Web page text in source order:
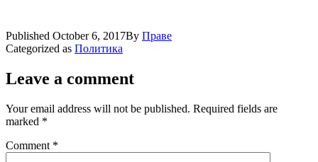
Published October 6, 2017By Праве
Categorized as Политика
Leave a comment
Your email address will not be published. Required fields are
marked *
Comment *